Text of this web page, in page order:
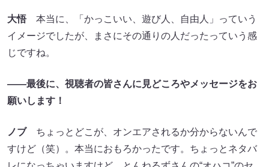
大悟本当に、「かっこいい、遊び人、自由人」っていう
イメージでしたが、まさにその通りの人だったっていう感
じですね。
――最後に、視聴者の皆さんに見どころやメッセージをお
願いします！
ノブちょっとどこが、オンエアされるか分からないんで
すけど（笑）。本当におもろかったです。ちょっとネタバ